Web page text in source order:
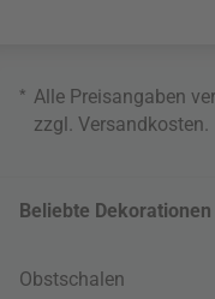
* Alle Preisangaben
zzgl. Versandkosten
Beliebte Dekorationen
Obstschalen